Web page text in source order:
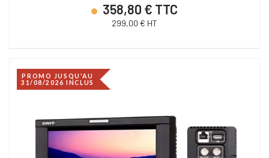
358,80 € TTC
299,00 € HT
PROMO JUSQU'AU
31/08/2026 INCLUS